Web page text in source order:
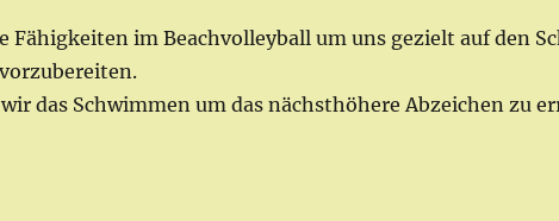
Fähigkeiten im Beachvolleyball um uns gezielt auf den
das Schwimmen um das nächsthöhere Abzeichen zu